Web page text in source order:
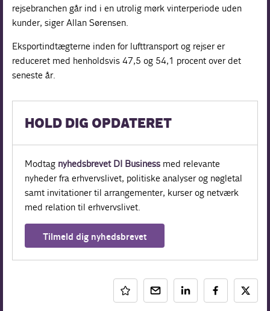
rejsebranchen går ind i en utrolig mørk vinterperiode uden
kunder, siger Allan Sørensen.
Eksportindtægterne inden for lufttransport og rejser er
reduceret med henholdsvis 47,5 og 54,1 procent over det
seneste år.
HOLD DIG OPDATERET
Modtag nyhedsbrevet DI Business med relevante
nyheder fra erhvervslivet, politiske analyser og nøgletal
samt invitationer til arrangementer, kurser og netværk
med relation til erhvervslivet.
Tilmeld dig nyhedsbrevet